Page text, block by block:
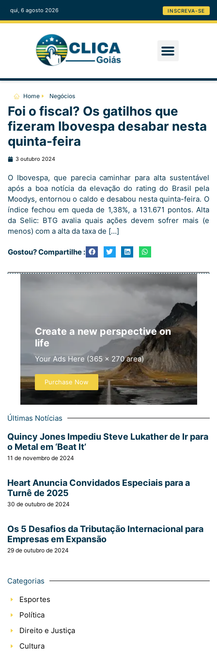
qui, 6 agosto 2026 INSCREVA-SE
Home Negócios
Foi o fiscal? Os gatilhos que
fizeram Ibovespa desabar nesta
quinta-feira
3 outubro 2024
O Ibovespa, que parecia caminhar para alta sustentável
após a boa notícia da elevação do rating do Brasil pela
Moodys, entornou o caldo e desabou nesta quinta-feira. O
índice fechou em queda de 1,38%, a 131.671 pontos. Alta
da Selic: BTG avalia quais ações devem sofrer mais (e
menos) com a alta da taxa de […]
Gostou? Compartilhe :
Create a new perspective on
life
Your Ads Here (365 x 270 area)
Purchase Now
Últimas Notícias
Quincy Jones Impediu Steve Lukather de Ir para
o Metal em ‘Beat It’
11 de novembro de 2024
Heart Anuncia Convidados Especiais para a
Turnê de 2025
30 de outubro de 2024
Os 5 Desafios da Tributação Internacional para
Empresas em Expansão
29 de outubro de 2024
Categorias
Esportes
Política
Direito e Justiça
Cultura